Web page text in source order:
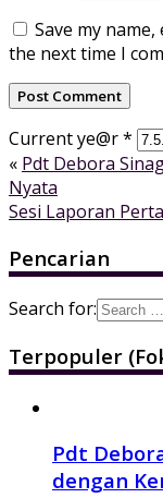
Save my
the next time I
Current ye@r*
« Pdt Debora
Nyata
Sesi Laporan
Pencarian
Search for:
Terpopuler
Pdt
dengan